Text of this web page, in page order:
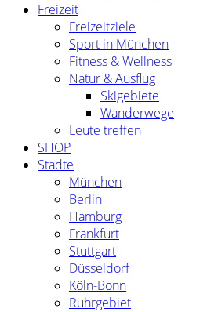
Freizeit
Freizeitziele
Sport in München
Fitness & Wellness
Natur & Ausflug
Skigebiete
Wanderwege
Leute treffen
SHOP
Städte
München
Berlin
Hamburg
Frankfurt
Stuttgart
Düsseldorf
Köln-Bonn
Ruhrgebiet